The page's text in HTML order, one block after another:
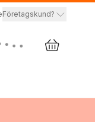
Företagskund?